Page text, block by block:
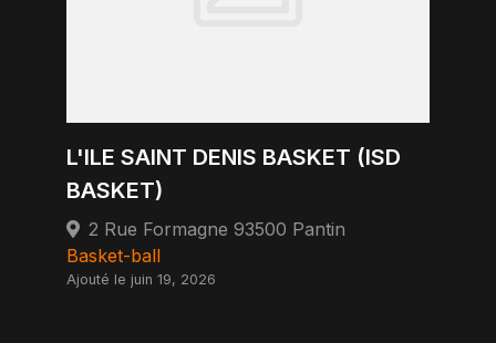
L'ILE SAINT DENIS BASKET (ISD
BASKET)
2 Rue Formagne 93500 Pantin
Basket-ball
Ajouté le juin 19, 2026